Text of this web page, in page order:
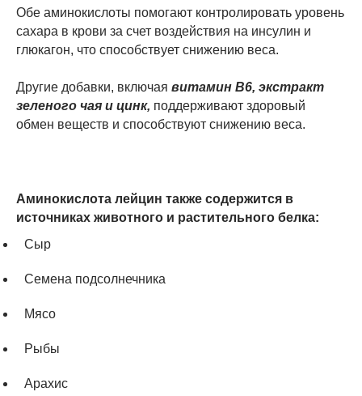
Обе аминокислоты помогают контролировать уровень
сахара в крови за счет воздействия на инсулин и
глюкагон, что способствует снижению веса.
Другие добавки, включая витамин B6, экстракт
зеленого чая и цинк, поддерживают здоровый
обмен веществ и способствуют снижению веса.
Аминокислота лейцин также содержится в
источниках животного и растительного белка:
Сыр
Семена подсолнечника
Мясо
Рыбы
Арахис